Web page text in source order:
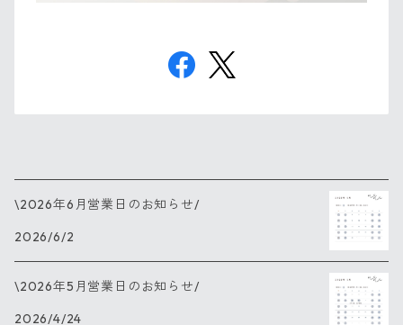
\2026年6月営業日のお知らせ/
2026/6/2
\2026年5月営業日のお知らせ/
2026/4/24